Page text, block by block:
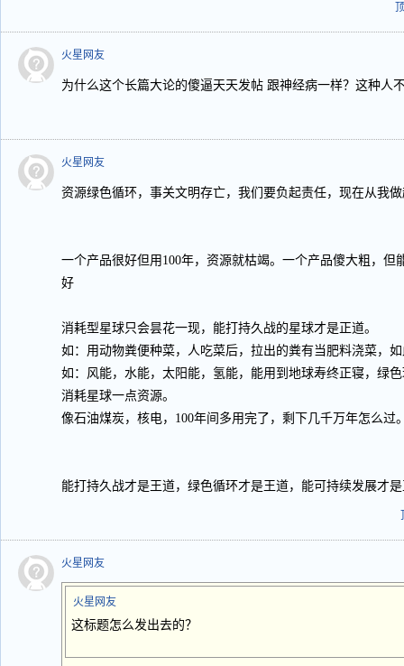
火星网友
为什么这个长篇大论的傻逼天天发帖 跟神经病一样？这种人
火星网友
资源绿色循环，事关文明存亡，我们要负起责任，现在从我
一个产品很好但用100年，资源就枯竭。一个产品傻大粗，但
好
消耗型星球只会昙花一现，能打持久战的星球才是正道。
如：用动物粪便种菜，人吃菜后，拉出的粪有当肥料浇菜，
如：风能，水能，太阳能，氢能，能用到地球寿终正寝，绿
消耗星球一点资源。
像石油煤炭，核电，100年间多用完了，剩下几千万年怎么过
能打持久战才是王道，绿色循环才是王道，能可持续发展才
火星网友
火星网友
这标题怎么发出去的？